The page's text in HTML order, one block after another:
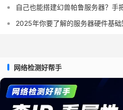
自己也能搭建幻兽帕鲁服务器？手
2025年你要了解的服务器硬件基础
网络检测好帮手